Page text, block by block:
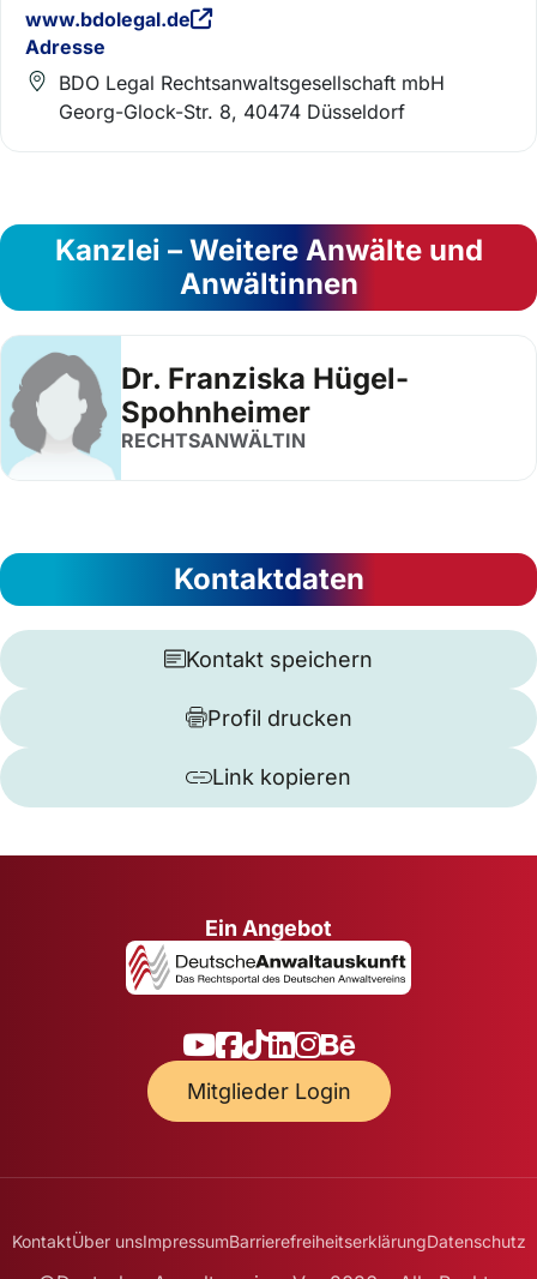
www.bdolegal.de
Adresse
BDO Legal Rechtsanwaltsgesellschaft mbH
Georg-Glock-Str. 8, 40474 Düsseldorf
Kanzlei – Weitere Anwälte und
Anwältinnen
Dr. Franziska Hügel-
Spohnheimer
RECHTSANWÄLTIN
Kontaktdaten
Kontakt speichern
Profil drucken
Link kopieren
Ein Angebot
Mitglieder Login
KontaktÜber unsImpressumBarrierefreiheitserklärungDatenschutz